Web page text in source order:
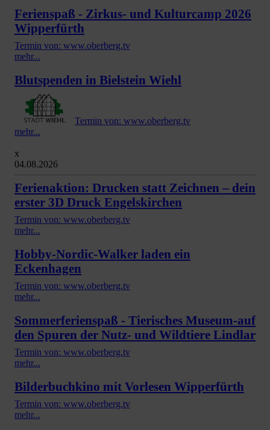
Ferienspaß - Zirkus- und Kulturcamp 2026
Wipperfürth
Termin von: www.oberberg.tv
mehr...
Blutspenden in Bielstein Wiehl
Termin von: www.oberberg.tv
mehr...
x
04.08.2026
Ferienaktion: Drucken statt Zeichnen – dein
erster 3D Druck Engelskirchen
Termin von: www.oberberg.tv
mehr...
Hobby-Nordic-Walker laden ein
Eckenhagen
Termin von: www.oberberg.tv
mehr...
Sommerferienspaß - Tierisches Museum-auf
den Spuren der Nutz- und Wildtiere Lindlar
Termin von: www.oberberg.tv
mehr...
Bilderbuchkino mit Vorlesen Wipperfürth
Termin von: www.oberberg.tv
mehr...